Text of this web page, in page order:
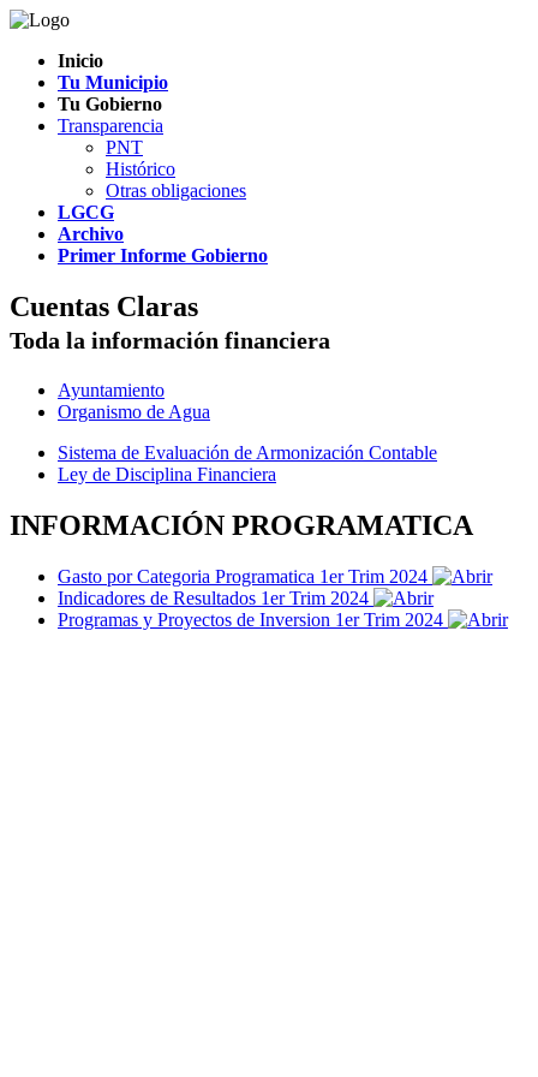
Inicio
Tu Municipio
Tu Gobierno
Transparencia
PNT
Histórico
Otras obligaciones
LGCG
Archivo
Primer Informe Gobierno
Cuentas Claras
Toda la información financiera
Ayuntamiento
Organismo de Agua
Sistema de Evaluación de Armonización Contable
Ley de Disciplina Financiera
INFORMACIÓN PROGRAMATICA
Gasto por Categoria Programatica 1er Trim 2024
Indicadores de Resultados 1er Trim 2024
Programas y Proyectos de Inversion 1er Trim 2024